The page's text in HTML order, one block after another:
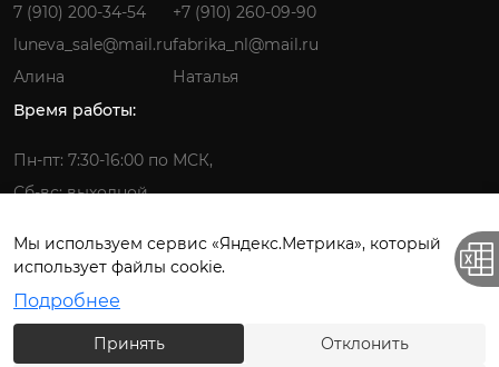
7 (910) 200-34-54
luneva_sale@mail.ru
Алина
+7 (910) 260-09-90
fabrika_nl@mail.ru
Наталья
Время работы:
Пн-пт: 7:30-16:00 по МСК,
Сб-вс: выходной
Фабрика детской одежды © 2026.
Мы используем сервис «Яндекс.Метрика», который
использует файлы cookie.
Подробнее
Принять Отклонить